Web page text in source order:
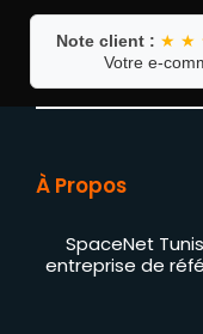
Note client : ★ ★
Votre e-
À Propos
SpaceNet
entreprise de